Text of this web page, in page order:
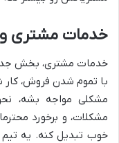
خدمات مشتری و
خدمات مشتری، بخش
با تموم شدن فروش، کار
مشکلی مواجه بشه،
مشکلات، و برخورد
خوب تبدیل کنه. یه تیم